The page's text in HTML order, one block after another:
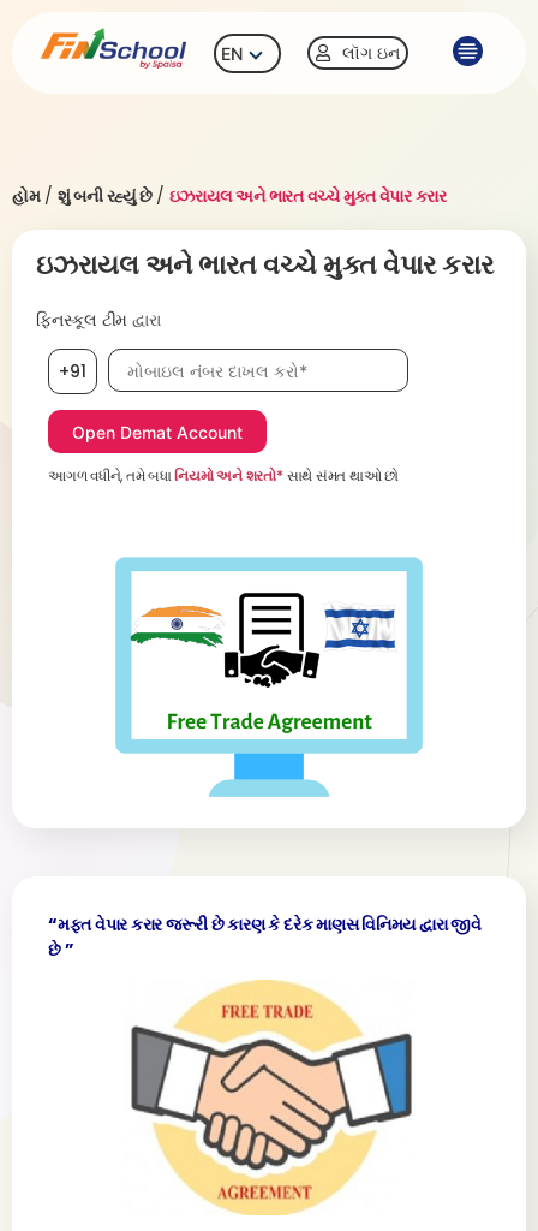
EN લૉગ ઇન
હોમ/ શું બની રહ્યું છે/ ઇઝરાયલ અને ભારત વચ્ચે મુક્ત વેપાર કરાર
ઇઝરાયલ અને ભારત વચ્ચે મુક્ત વેપાર કરાર
ફિનસ્કૂલ ટીમ દ્વારા
+91 મોબાઇલ નંબર, જરૂરી છે
આગળ વધીને, તમે બધાનિયમો અને શરતો*સાથે સંમત થાઓ છો
“મફત વેપાર કરાર જરૂરી છે કારણ કે દરેક માણસ વિનિમય દ્વારા જીવે
છે ”